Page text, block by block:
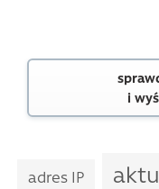
i
adres IP